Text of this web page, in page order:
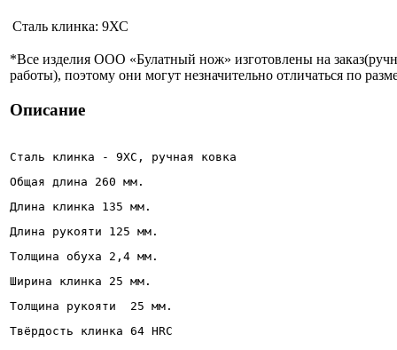
Сталь клинка: 9ХС
*Все изделия ООО «Булатный нож» изготовлены на
работы), поэтому они могут незначительно отличаться по
Описание
Сталь клинка - 9ХС, ручная ковка
Общая длина 260 мм.
Длина клинка 135 мм.
Длина рукояти 125 мм.
Толщина обуха 2,4 мм.
Ширина клинка 25 мм.
Толщина рукояти  25 мм.
Твёрдость клинка 64 HRC